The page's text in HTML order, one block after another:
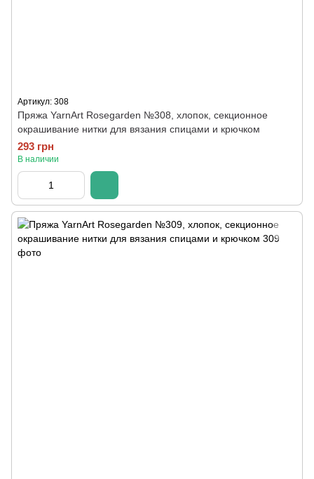
Артикул: 308
Пряжа YarnArt Rosegarden №308, хлопок, секционное
окрашивание нитки для вязания спицами и крючком
293 грн
В наличии